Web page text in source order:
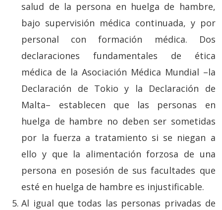
salud de la persona en huelga de hambre,
bajo supervisión médica continuada, y por
personal con formación médica. Dos
declaraciones fundamentales de ética
médica de la Asociación Médica Mundial –la
Declaración de Tokio y la Declaración de
Malta– establecen que las personas en
huelga de hambre no deben ser sometidas
por la fuerza a tratamiento si se niegan a
ello y que la alimentación forzosa de una
persona en posesión de sus facultades que
esté en huelga de hambre es injustificable.
Al igual que todas las personas privadas de